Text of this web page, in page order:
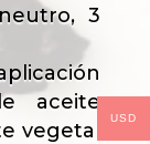
3
aceite
vegetal
USD